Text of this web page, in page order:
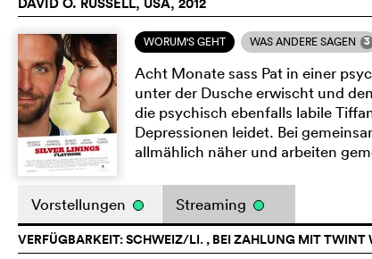
WORUM'S GEHT WAS ANDERE SAGEN 3
Acht Monate sass Pat in einer
unter der Dusche erwischt und
die psychisch ebenfalls labile
Depressionen leidet. Bei
allmählich näher und arbeiten
Vorstellungen Streaming
VERFÜGBARKEIT: SCHWEIZ/LI. , BEI ZAHLUNG MIT TWINT